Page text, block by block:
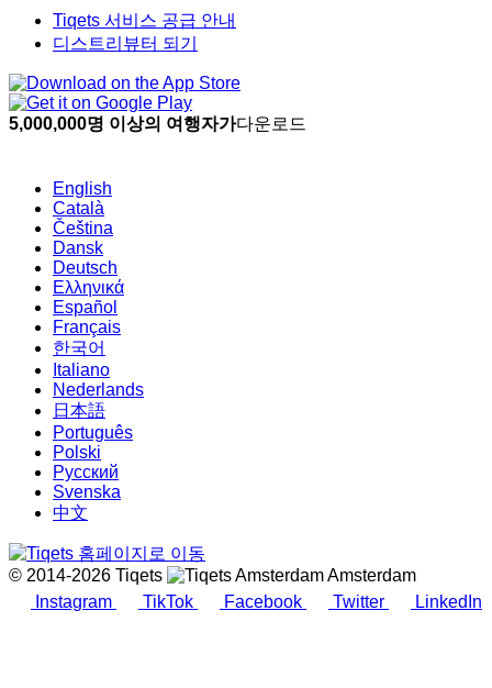
Tiqets 서비스 공급 안내
디스트리뷰터 되기
5,000,000명 이상의 여행자가다운로드
English
Català
Čeština
Dansk
Deutsch
Ελληνικά
Español
Français
한국어
Italiano
Nederlands
日本語
Português
Polski
Русский
Svenska
中文
© 2014-2026 Tiqets
Amsterdam
Instagram
TikTok Facebook Twitter LinkedIn